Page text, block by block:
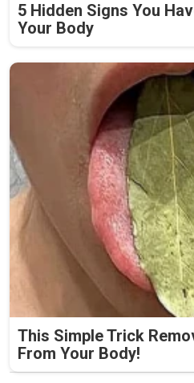
5 Hidden Signs You
Your Body
This Simple Trick
From Your Body!